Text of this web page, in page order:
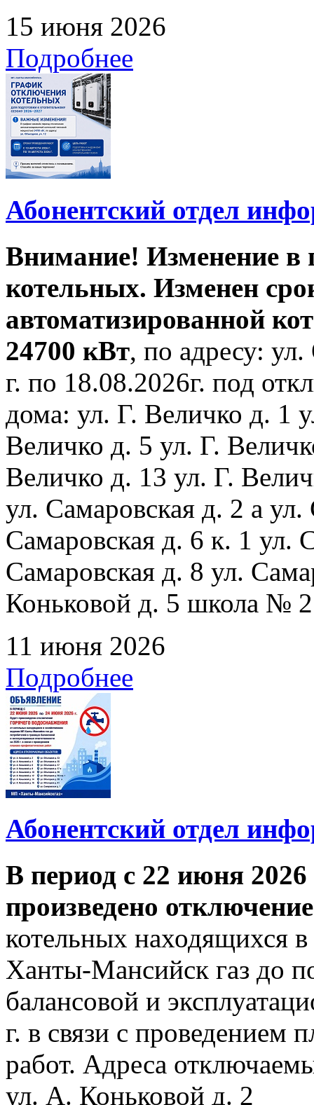
15 июня 2026
Подробнее
Абонентский отдел
Внимание! Изменение в
котельных. Изменен
автоматизированной
24700 кВт, по адресу:
г. по 18.08.2026г. под
дома: ул. Г. Величко д. 1
Величко д. 5 ул. Г.
Величко д. 13 ул. Г.
ул. Самаровская д. 2 а
Самаровская д. 6 к. 1 ул.
Самаровская д. 8 ул.
Коньковой д. 5 школа №
11 июня 2026
Подробнее
Абонентский отдел
В период с 22 июня 2026
произведено
котельных находящихся
Ханты-Мансийск газ до
балансовой и
г. в связи с проведением
работ. Адреса
ул. А. Коньковой д. 2